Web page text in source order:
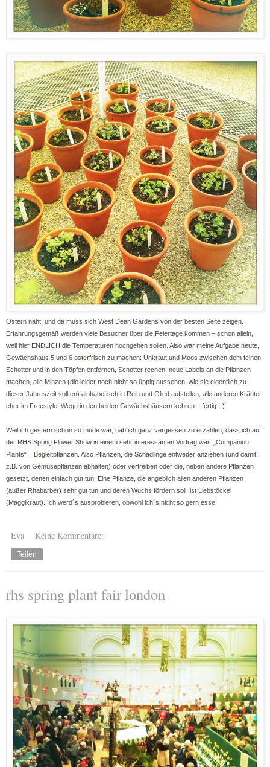
Ostern naht, und da muss sich West Dean Gardens von der besten Seite zeigen.
Erfahrungsgemäß werden viele Besucher über die Feiertage kommen – schon allein,
weil hier ENDLICH die Temperaturen hochgehen sollen. Also war meine Aufgabe heute,
Gewächshaus 5 und 6 osterfrisch zu machen: Unkraut und Moos zwischen dem feinen
Schotter und in den Töpfen entfernen, Schotter rechen, neue Labels an die Pflanzen
machen, alle Minzen (die leider noch nicht so üppig aussehen, wie sie eigentlich zu
dieser Jahreszeit sollten) alphabetisch in Reih und Glied aufstellen, alle anderen Kräuter
eher im Freestyle, Wege in den beiden Gewächshäusern kehren – fertig :-)
Weil ich gestern schon so müde war, hab ich ganz vergessen zu erzählen, dass ich auf
der RHS Spring Flower Show in einem sehr interessanten Vortrag war: „Companion
Plants“ = Begleitpflanzen. Also Pflanzen, die Schädlinge entweder anziehen (und damit
z.B. von Gemüsepflanzen abhalten) oder vertreiben oder die, neben andere Pflanzen
gesetzt, denen einfach gut tun. Eine Pflanze, die angeblich allen anderen Pflanzen
(außer Rhabarber) sehr gut tun und deren Wuchs fördern soll, ist Liebstöckel
(Maggikraut). Ich werd´s ausprobieren, obwohl ich´s nicht so gern esse!
Eva Keine Kommentare:
Teilen
rhs spring plant fair london